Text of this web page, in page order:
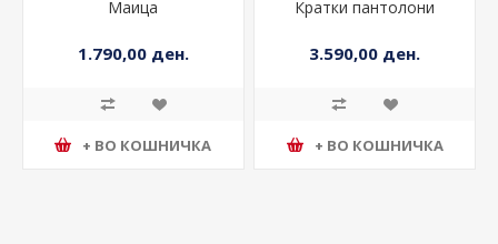
Маица
1.790,00 ден.
+ ВО КОШНИЧКА
Кратки пантолони
3.590,00 ден.
+ ВО КОШНИЧКА